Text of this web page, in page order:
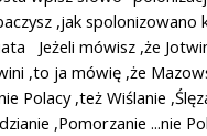
,jak spolonizowano
Jeżeli mówisz ,że
,to ja mówię ,że
Polacy ,też Wiślanie
,Pomorzanie ...nie